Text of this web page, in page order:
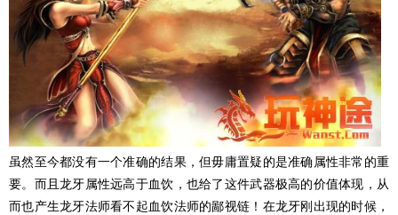
虽然至今都没有一个准确的结果，但毋庸置疑的是准确属性非常的重
要。而且龙牙属性远高于血饮，也给了这件武器极高的价值体现，从
而也产生龙牙法师看不起血饮法师的鄙视链！在龙牙刚出现的时候，